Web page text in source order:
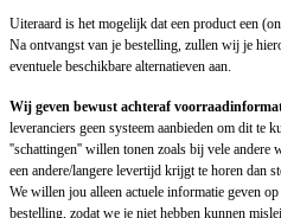
Uiteraard is het mogelijk dat een product een
Na ontvangst van je bestelling, zullen wij je
eventuele beschikbare alternatieven aan.
Wij geven bewust achteraf
leveranciers geen systeem aanbieden om dit te
''schattingen'' willen tonen zoals bij vele andere
een andere/langere levertijd krijgt te horen dan
We willen jou alleen actuele informatie geven
bestelling, zodat we je niet hebben kunnen